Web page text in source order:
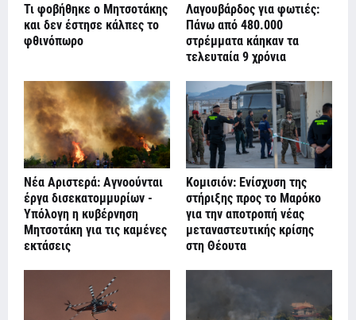
Τι φοβήθηκε ο Μητσοτάκης
και δεν έστησε κάλπες το
φθινόπωρο
Λαγουβάρδος για φωτιές:
Πάνω από 480.000
στρέμματα κάηκαν τα
τελευταία 9 χρόνια
Νέα Αριστερά: Αγνοούνται
έργα δισεκατομμυρίων -
Υπόλογη η κυβέρνηση
Μητσοτάκη για τις καμένες
εκτάσεις
Κομισιόν: Ενίσχυση της
στήριξης προς το Μαρόκο
για την αποτροπή νέας
μεταναστευτικής κρίσης
στη Θέουτα